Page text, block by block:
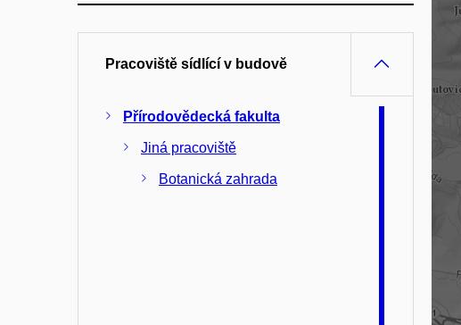
Pracoviště sídlící v budově
Přírodovědecká fakulta
Jiná pracoviště
Botanická zahrada